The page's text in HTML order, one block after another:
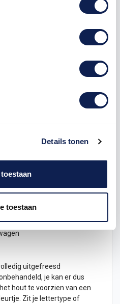
Details tonen
toestaan
Back To Black MDF
voor binnen een perfecte
je wenst te ontvangen, de
je ontvangen? geef het
uitgefreesd
je kan er dus
hout te voorzien van een
Zit je lettertype of